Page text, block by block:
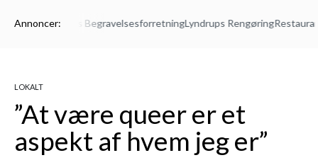
Annoncer:
23.08Vesters BegravelsesforretningLyndrups RengøringRestaurant
LOKALT
”At være queer er et
aspekt af hvem jeg er”